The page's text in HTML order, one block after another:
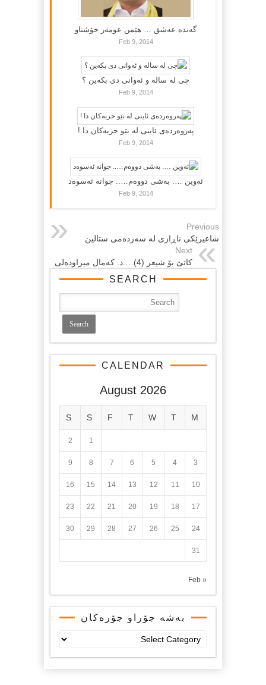
گه‌نده‌ عه‌شق … هێمن عومه‌ر خۆشناو
Feb 9, 2014
چی لە سالە و ئەوانی دی بكەین ؟
Feb 9, 2014
پەروەردەی ئاینی لە نێو حزبەکان دا !
Feb 9, 2014
ئەوین …. بەشی دووەم….. جوانە ئەسوەد
Feb 9, 2014
Previous
شاعیرێكی ناڕازی له‌ سه‌رده‌می ستالین
Next
کاتێ بۆ شیعر (4)….د. که‌مال میراوده‌لی
SEARCH
CALENDAR
August 2026
M
T
W
T
F
S
S
1
2
3
4
5
6
7
8
9
10
11
12
13
14
15
16
17
18
19
20
21
22
23
24
25
26
27
28
29
30
31
« Feb
بەشە جۆراو جۆرەکان
جۆرەکان